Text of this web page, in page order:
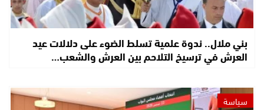
بني ملال.. ندوة علمية تسلط الضوء على دلالات عيد
العرش في ترسيخ التلاحم بين العرش والشعب…
سياسة